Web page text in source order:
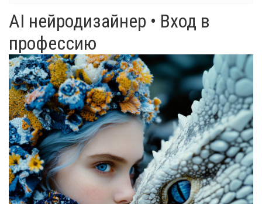
AI нейродизайнер • Вход в
профессию